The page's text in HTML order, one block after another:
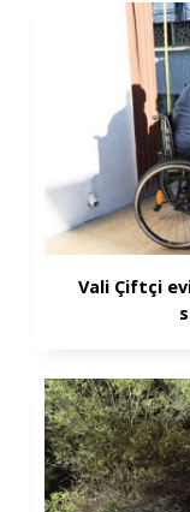
Vali Çiftçi